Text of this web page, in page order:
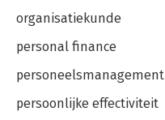
organisatiekunde
personal finance
personeelsmanagement
persoonlijke effectiviteit